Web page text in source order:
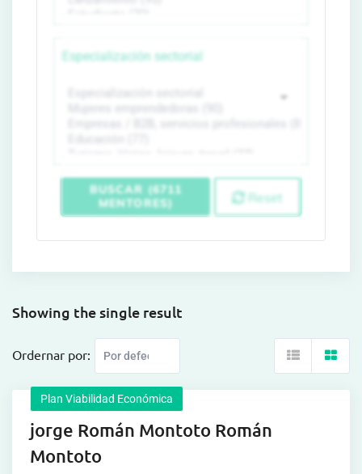
Especialización sectorial
BUSCAR (6711
MENTORES)
Reset
Showing the single result
Ordernar por:
Plan Viabilidad Económica
jorge Román Montoto Román
Montoto